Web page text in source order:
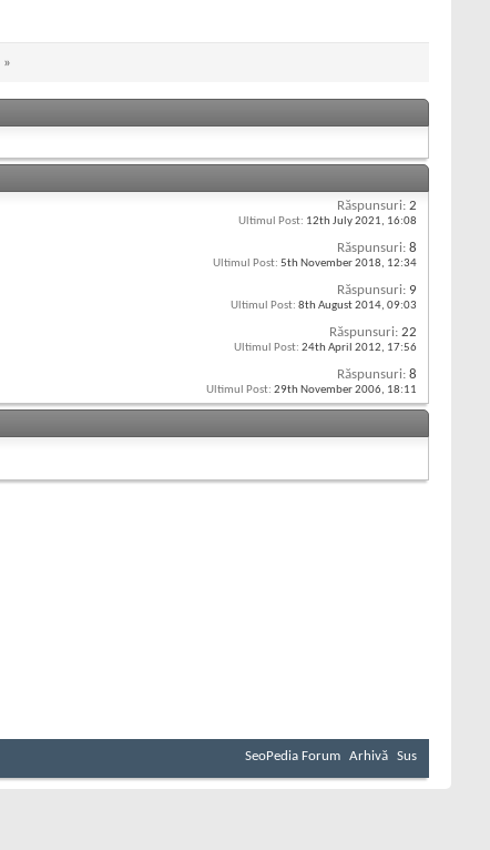
»
Răspunsuri: 2
Ultimul Post: 12th July 2021, 16:08
Răspunsuri: 8
Ultimul Post: 5th November 2018, 12:34
Răspunsuri: 9
Ultimul Post: 8th August 2014, 09:03
Răspunsuri: 22
Ultimul Post: 24th April 2012, 17:56
Răspunsuri: 8
Ultimul Post: 29th November 2006, 18:11
SeoPedia Forum Arhivă Sus